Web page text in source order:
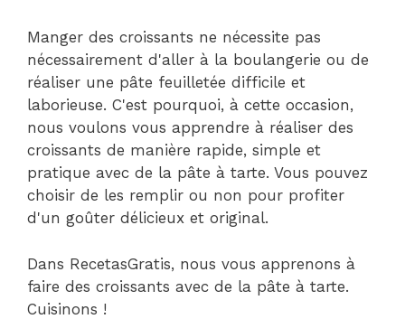
Manger des croissants ne nécessite pas
nécessairement d'aller à la boulangerie ou de
réaliser une pâte feuilletée difficile et
laborieuse. C'est pourquoi, à cette occasion,
nous voulons vous apprendre à réaliser des
croissants de manière rapide, simple et
pratique avec de la pâte à tarte. Vous pouvez
choisir de les remplir ou non pour profiter
d'un goûter délicieux et original.
Dans RecetasGratis, nous vous apprenons à
faire des croissants avec de la pâte à tarte.
Cuisinons !